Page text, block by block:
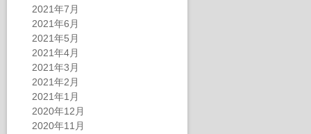
2021年7月
2021年6月
2021年5月
2021年4月
2021年3月
2021年2月
2021年1月
2020年12月
2020年11月